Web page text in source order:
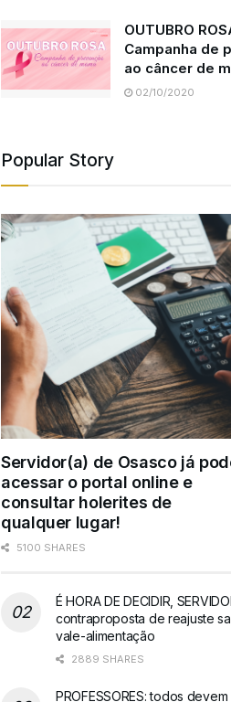
OUTUBRO
Campanha de
ao câncer de
02/10/2020
Popular Story
Servidor(a) de Osasco já
acessar o portal online e
consultar holerites de
qualquer lugar!
5100 SHARES
É HORA DE DECIDIR,
contraproposta de reajuste
vale-alimentação
2889 SHARES
PROFESSORES: todos devem